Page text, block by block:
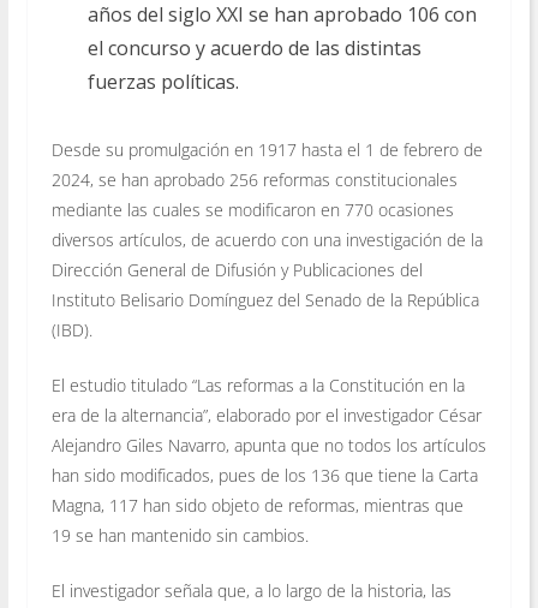
años del siglo XXI se han aprobado 106 con
el concurso y acuerdo de las distintas
fuerzas políticas.
Desde su promulgación en 1917 hasta el 1 de febrero de
2024, se han aprobado 256 reformas constitucionales
mediante las cuales se modificaron en 770 ocasiones
diversos artículos, de acuerdo con una investigación de la
Dirección General de Difusión y Publicaciones del
Instituto Belisario Domínguez del Senado de la República
(IBD).
El estudio titulado “Las reformas a la Constitución en la
era de la alternancia”, elaborado por el investigador César
Alejandro Giles Navarro, apunta que no todos los artículos
han sido modificados, pues de los 136 que tiene la Carta
Magna, 117 han sido objeto de reformas, mientras que
19 se han mantenido sin cambios.
El investigador señala que, a lo largo de la historia, las